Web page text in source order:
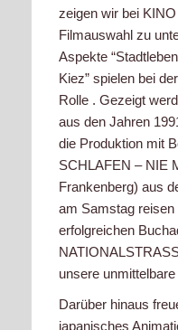
zeigen wir bei
Filmauswahl zu
Aspekte
Kiez” spielen bei
Rolle . Gezeigt
aus den Jahren
die Produktion mit
SCHLAFEN – NIE
Frankenberg) aus
am Samstag
erfolgreichen
unsere
Darüber hinaus
japanisches